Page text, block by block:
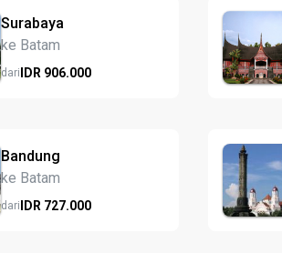
Surabaya
ke Batam
dariIDR 906.000
Bandung
ke Batam
dariIDR 727.000